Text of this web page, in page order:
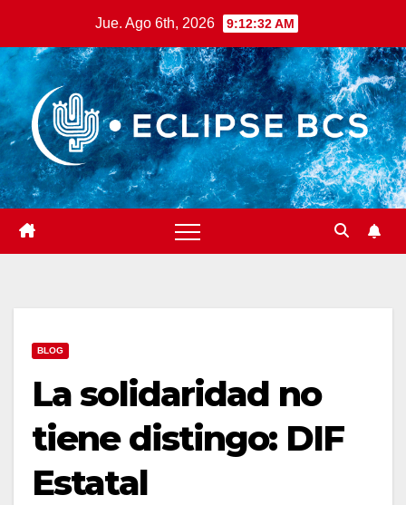
contenido
Jue. Ago 6th, 2026 9:12:33 AM
BLOG
La solidaridad no
tiene distingo: DIF
Estatal